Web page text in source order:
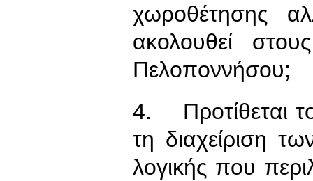
χωροθέτησης
ακολουθεί
Πελοποννήσου;
4. Προτίθεται
τη διαχείριση
λογικής που